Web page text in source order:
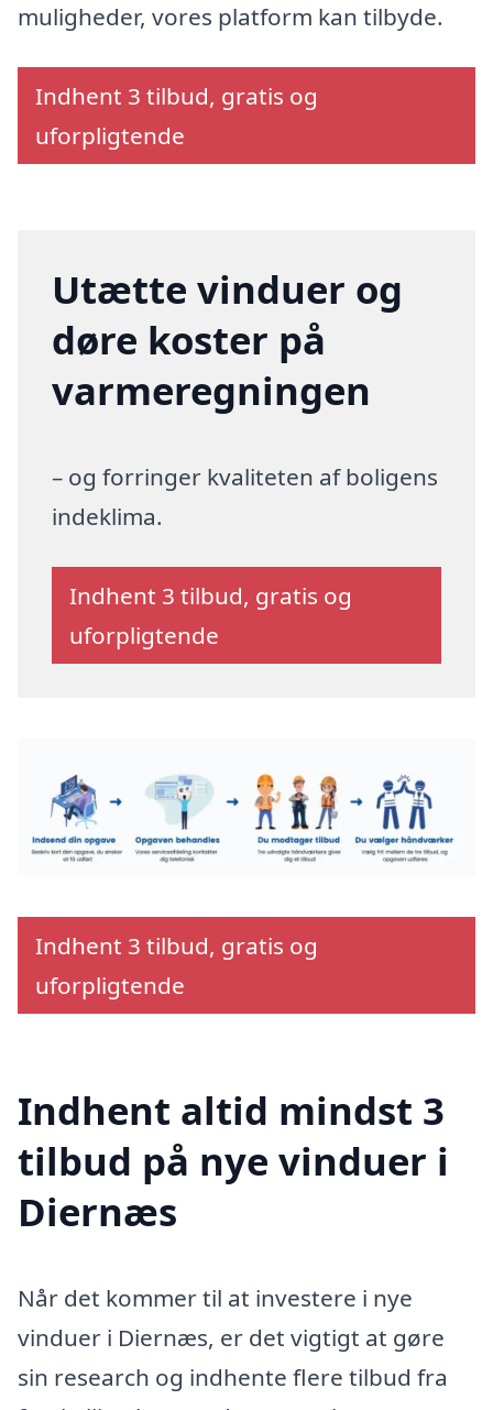
muligheder, vores platform kan tilbyde.
Indhent 3 tilbud, gratis og
uforpligtende
Utætte vinduer og
døre koster på
varmeregningen
– og forringer kvaliteten af boligens
indeklima.
Indhent 3 tilbud, gratis og
uforpligtende
Indhent 3 tilbud, gratis og
uforpligtende
Indhent altid mindst 3
tilbud på nye vinduer i
Diernæs
Når det kommer til at investere i nye
vinduer i Diernæs, er det vigtigt at gøre
sin research og indhente flere tilbud fra